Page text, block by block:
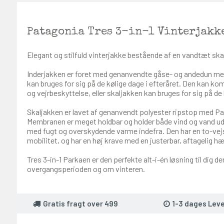
Patagonia Tres 3-in-1
Elegant og stilfuld vinterjakke bestående af en vandtæt
Inderjakken er foret med genanvendte gåse- og andedun
kan bruges for sig på de kølige dage i efteråret. Den kan
og vejrbeskyttelse, eller skaljakken kan bruges for sig på de
Skaljakken er lavet af genanvendt polyester ripstop med
Membranen er meget holdbar og holder både vind og
med fugt og overskydende varme indefra. Den har en to-
mobilitet, og har en høj krave med en justerbar, aftagelig
Tres 3-in-1 Parkaen er den perfekte alt-i-én løsning til dig
overgangsperioden og om vinteren.
Gratis fragt over 499 1-3 dages